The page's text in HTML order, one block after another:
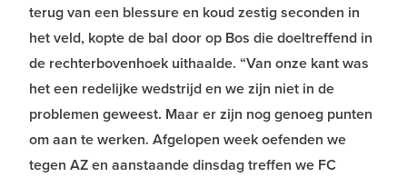
terug van een blessure en koud zestig seconden in
het veld, kopte de bal door op Bos die doeltreffend in
de rechterbovenhoek uithaalde. “Van onze kant was
het een redelijke wedstrijd en we zijn niet in de
problemen geweest. Maar er zijn nog genoeg punten
om aan te werken. Afgelopen week oefenden we
tegen AZ en aanstaande dinsdag treffen we FC